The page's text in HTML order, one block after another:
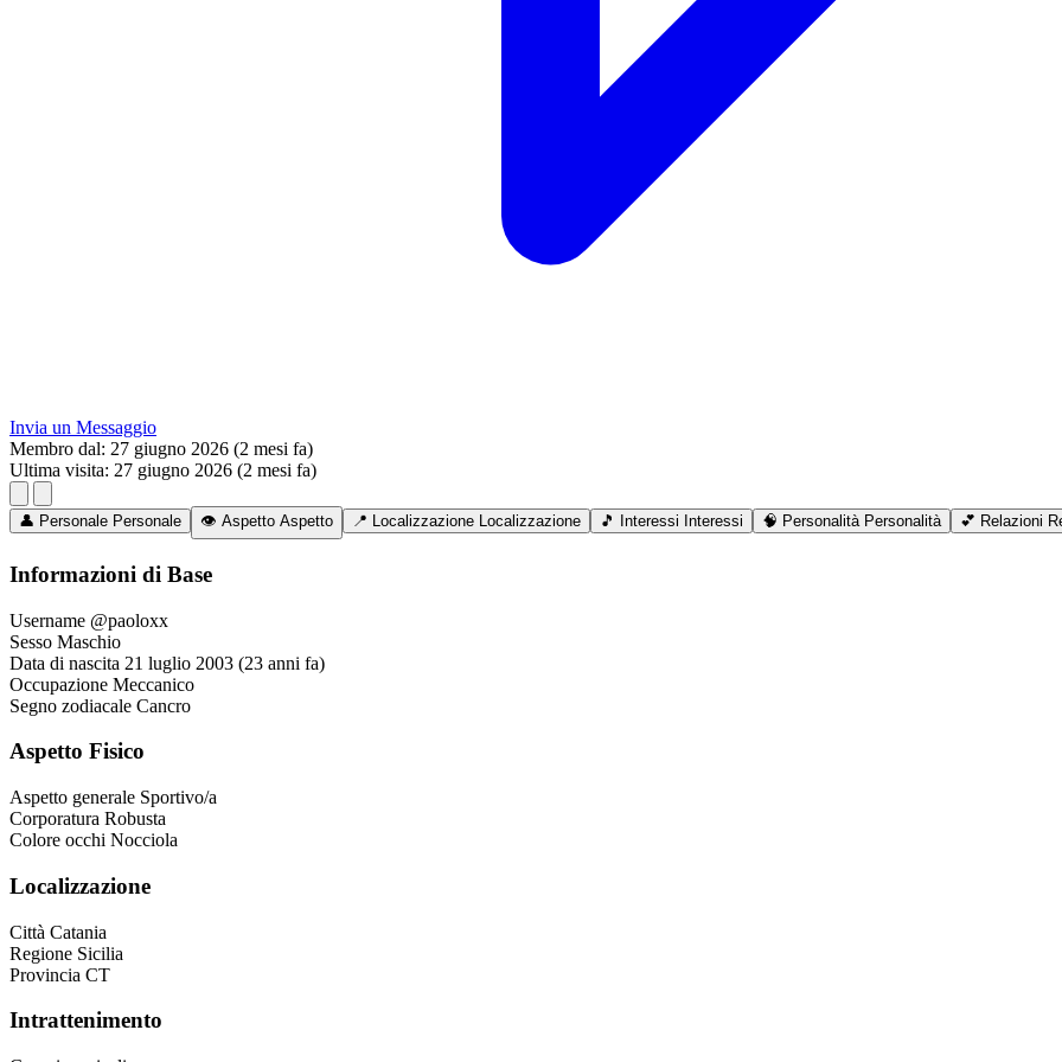
Invia un Messaggio
Membro dal: 27 giugno 2026 (2 mesi fa)
Ultima visita: 27 giugno 2026 (2 mesi fa)
👤 Personale Personale 👁️ Aspetto Aspetto 📍 Localizzazione Localizzazione 🎵 Interessi Interessi 🧠 Personalità Personalità 💕 Relazioni
Informazioni di Base
Username @paoloxx
Sesso Maschio
Data di nascita 21 luglio 2003 (23 anni fa)
Occupazione Meccanico
Segno zodiacale Cancro
Aspetto Fisico
Aspetto generale Sportivo/a
Corporatura Robusta
Colore occhi Nocciola
Localizzazione
Città Catania
Regione Sicilia
Provincia CT
Intrattenimento